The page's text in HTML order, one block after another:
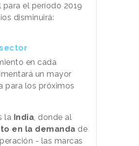
el período 2019
disminuirá:
en cada
un mayor
para los próximos
la India , donde al
en la demanda de
- las marcas